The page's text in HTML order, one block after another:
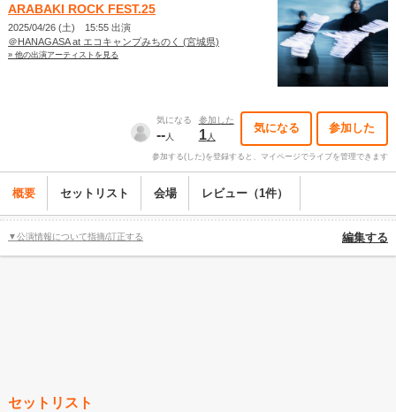
ARABAKI ROCK FEST.25
2025/04/26 (土) 15:55 出演
＠HANAGASA at エコキャンプみちのく (宮城県)
» 他の出演アーティストを見る
気になる
--人
参加した
1人
気になる 参加した
参加する(した)を登録すると、マイページでライブを管理できます
概要 セットリスト 会場 レビュー（1件）
▼公演情報について指摘/訂正する 編集する
セットリスト